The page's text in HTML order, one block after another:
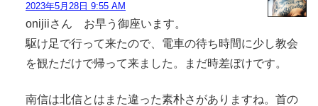
2023年5月28日 9:55 AM
onijiiさん お早う御座います。
駆け足で行って来たので、電車の待ち時間に少し教会
を観ただけで帰って来ました。まだ時差ぼけです。
南信は北信とはまた違った素朴さがありますね。首の